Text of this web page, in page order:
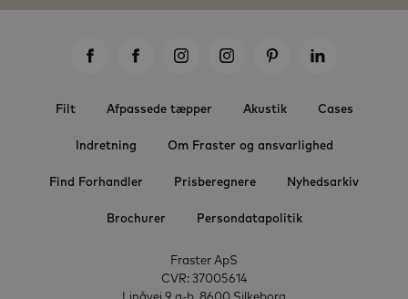
Filt Afpassede tæpper Akustik Cases
Indretning Om Fraster og ansvarlighed
Find Forhandler Prisberegnere Nyhedsarkiv
Brochurer Persondatapolitik
Fraster ApS
CVR: 37005614